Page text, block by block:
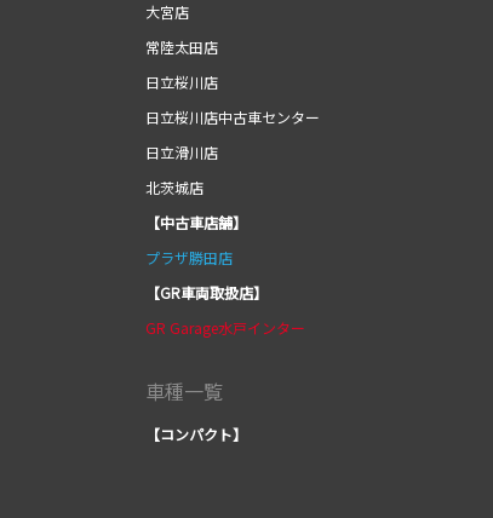
大宮店
常陸太田店
日立桜川店
日立桜川店中古車センター
日立滑川店
北茨城店
【中古車店舗】
プラザ勝田店
【GR車両取扱店】
GR Garage水戸インター
車種一覧
【コンパクト】